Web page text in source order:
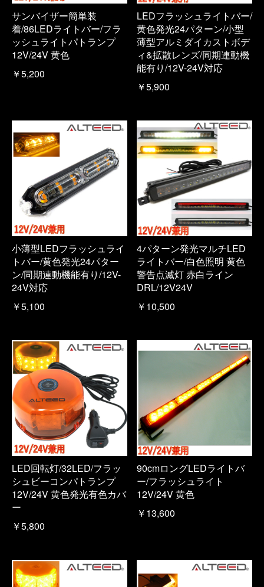
サンバイザー簡単装
着/86LEDライトバー/フラ
ッシュライトパトランプ
12V/24V 黄色
￥5,200
LEDフラッシュライトバー/
黄色発光24パターン/小型
薄型アルミダイカストボデ
ィ&拡散レンズ/同期連動機
能有り/12V-24V対応
￥5,900
小薄型LEDフラッシュライ
トバー/黄色発光24パター
ン/同期連動機能有り/12V-
24V対応
￥5,100
4パターン発光マルチLED
ライトバー/白色照明 黄色
警告点滅灯 赤白ライン
DRL/12V24V
￥10,500
LED回転灯/32LED/フラッ
シュビーコンパトランプ
12V/24V 黄色発光有色カバ
ー
￥5,800
90cmロングLEDライトバ
ー/フラッシュライト
12V/24V 黄色
￥13,600